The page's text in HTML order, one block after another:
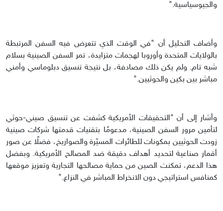
والجيوسياسية."
وأضاف التحليل أن "في الوقت الذي تتعرض فيه السفن المرتبطة
بالولايات المتحدة وأوروبا لهجمات متزايدة، تمر السفن الصينية بسلام
شبه تام. ولم يكن ذلك مصادفة، بل نتيجة تنسيق دبلوماسي وأمني
مباشر بين بكين والحوثيين."
وأشار إلى أن "التحقيقات الأمريكية كشفت عن تنسيق صيني-حوثي
لتأمين مرور السفن الصينية، مدعومًا بتقنيات قدمتها شركات صينية
زودت الحوثيين بمكونات للطائرات المسيّرة والصواريخ، فضلًا عن صور
أقمار صناعية لتحديد أهداف دقيقة ضد المصالح الأمريكية. وبفضل
هذا الدعم، تمكنت الصين من حماية مصالحها التجارية وتعزيز موقعها
كمنافس استراتيجي دون الانخراط المباشر في النزاع."